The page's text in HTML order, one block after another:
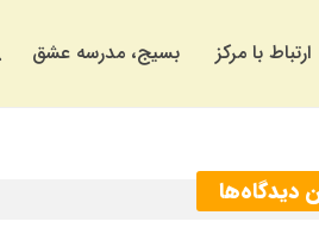
ارتباط با مرکز بسیج، مدرسه عشق
دیدگاه‌ها